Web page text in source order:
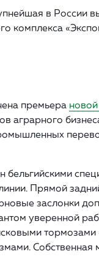
в России
комплекса
премьера
аграрного
Прямой
заслонки
уверенной
Собственная